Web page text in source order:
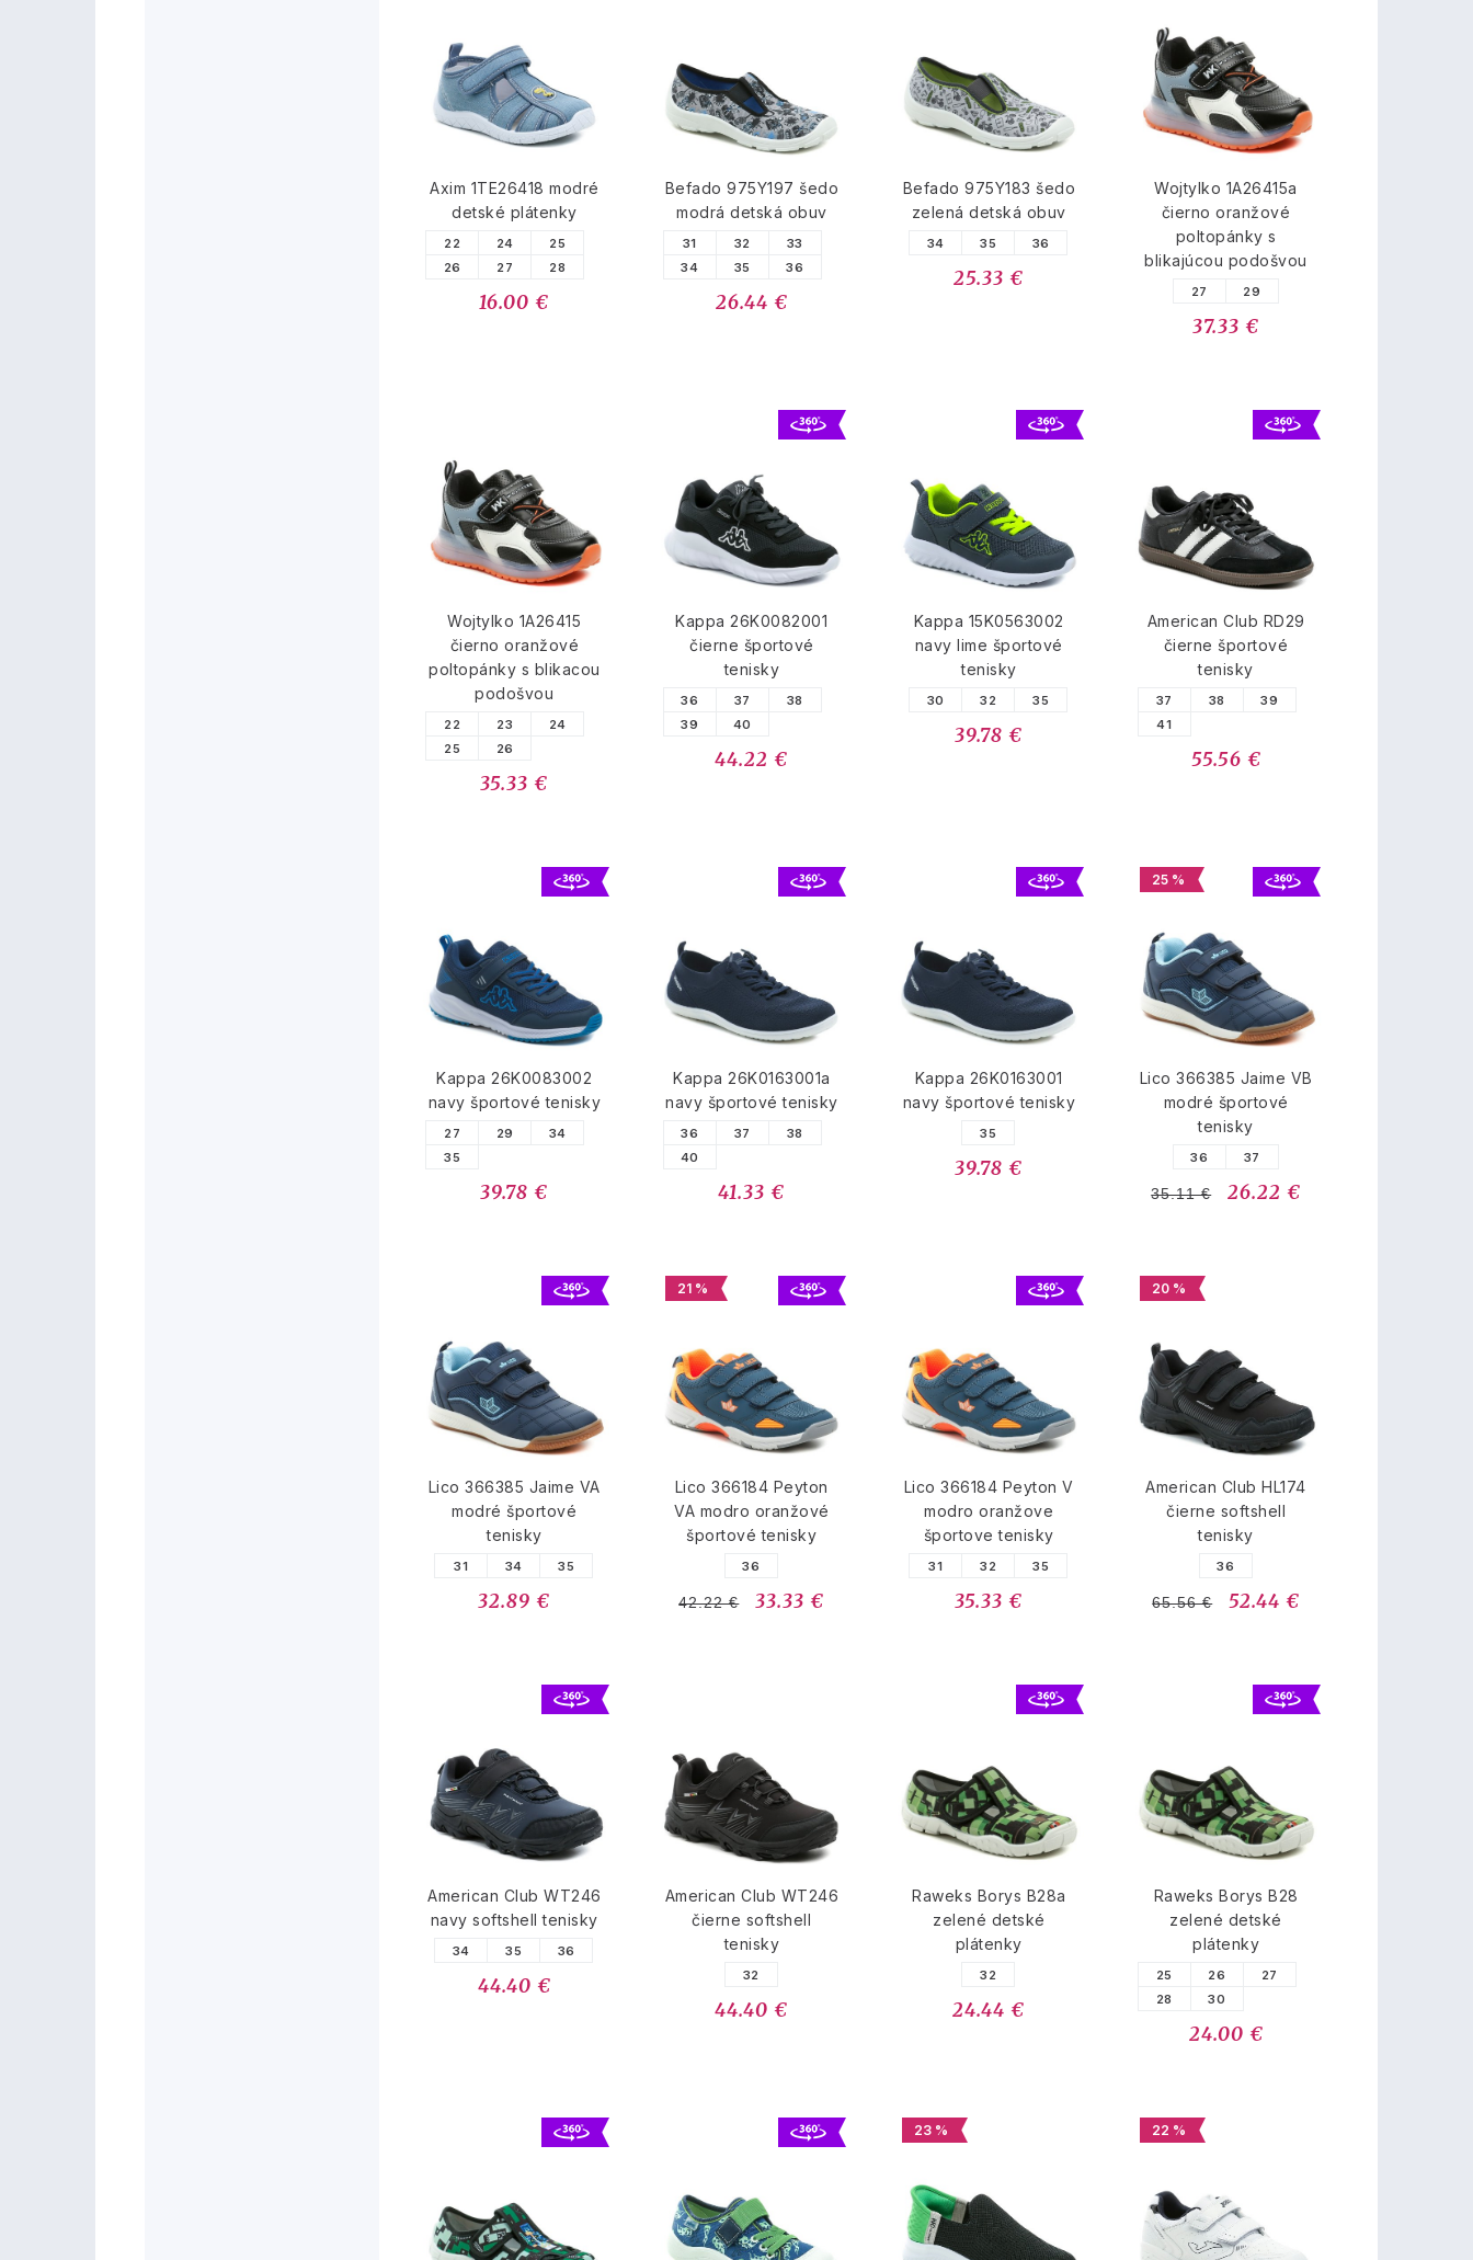
Axim 1TE26418 modré
detské plátenky
22 24
25
26
27 28
16.00 €
Befado 975Y197 šedo
modrá detská obuv
31 32
33
34
35 36
26.44 €
Befado 975Y183 šedo
zelená detská obuv
34 35 36
25.33 €
Wojtylko 1A26415a
čierno oranžové
poltopánky s
blikajúcou podošvou
27 29
37.33 €
Wojtylko 1A26415
čierno oranžové
poltopánky s blikacou
podošvou
22 23
24
25
26
35.33 €
Kappa 26K0082001
čierne športové
tenisky
36 37
38
39
40
44.22 €
Kappa 15K0563002
navy lime športové
tenisky
30 32 35
39.78 €
American Club RD29
čierne športové
tenisky
37 38
39
41
55.56 €
Kappa 26K0083002
navy športové tenisky
27 29
34
35
39.78 €
Kappa 26K0163001a
navy športové tenisky
36 37
38
40
41.33 €
Kappa 26K0163001
navy športové tenisky
35
39.78 €
25 %
Lico 366385 Jaime VB
modré športové
tenisky
36 37
35.11 € 26.22 €
Lico 366385 Jaime VA
modré športové
tenisky
31 34 35
32.89 €
21 %
Lico 366184 Peyton
VA modro oranžové
športové tenisky
36
42.22 € 33.33 €
Lico 366184 Peyton V
modro oranžove
športove tenisky
31 32 35
35.33 €
20 %
American Club HL174
čierne softshell
tenisky
36
65.56 € 52.44 €
American Club WT246
navy softshell tenisky
34 35 36
44.40 €
American Club WT246
čierne softshell
tenisky
32
44.40 €
Raweks Borys B28a
zelené detské
plátenky
32
24.44 €
Raweks Borys B28
zelené detské
plátenky
25 26
27
28
30
24.00 €
23 % 22 %